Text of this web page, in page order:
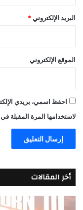
البريد الإلكتروني *
الموقع الإلكتروني
احفظ اسمي، بريدي
لاستخدامها المرة المقبلة
أخر المقالات